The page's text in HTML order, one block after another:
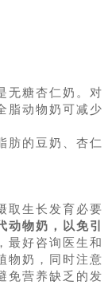
无糖杏仁奶。对
脂动物奶可减少
肪的豆奶、杏仁
取生长发育必要
动物奶，以免引
最好咨询医生和
物奶，同时注意
免营养缺乏的发